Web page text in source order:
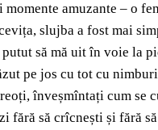
amuzante – o
slujba a fost mai
să mă uit în voie
pe jos cu tot cu
înveșmîntați cum
să crîcnești și fără